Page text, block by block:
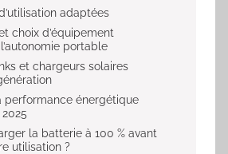
adaptées
choix d’équipement
portable
et chargeurs solaires
performance énergétique
la batterie à 100 % avant
utilisation ?